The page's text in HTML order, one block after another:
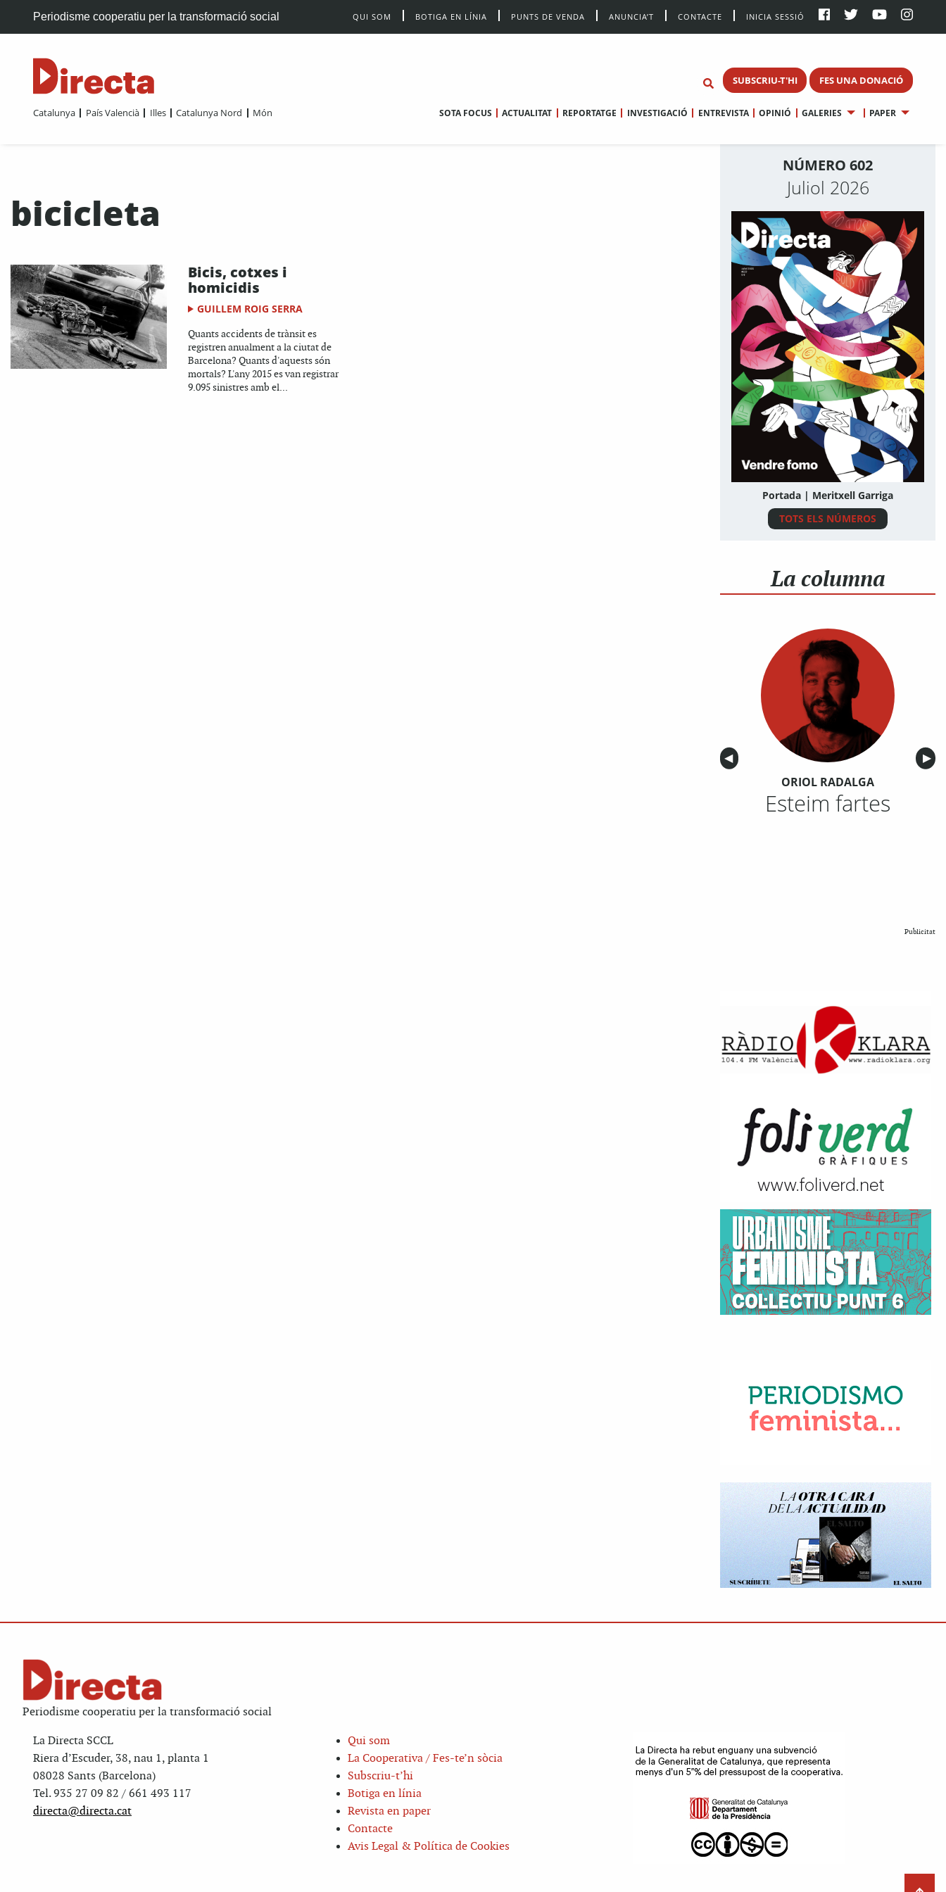
Periodisme cooperatiu per la transformació social QUI SOM BOTIGA EN LÍNIA PUNTS DE VENDA ANUNCIA’T CONTACTE INICIA SESSIÓ
SUBSCRIU-T'HI FES UNA DONACIÓ
Catalunya País Valencià Illes Catalunya Nord Món SOTA FOCUS ACTUALITAT REPORTATGE INVESTIGACIÓ ENTREVISTA OPINIÓ GALERIES PAPER
bicicleta
Bicis, cotxes i
homicidis
GUILLEM ROIG SERRA
Quants accidents de trànsit es
registren anualment a la ciutat de
Barcelona? Quants d'aquests són
mortals? L'any 2015 es van registrar
9.095 sinistres amb el...
NÚMERO 602
Juliol 2026
Portada | Meritxell Garriga
TOTS ELS NÚMEROS
La columna
Anterior
◀︎ ▶︎
ORIOL RADALGA
Esteim fartes
Publicitat
Periodisme cooperatiu per la transformació social
La Directa SCCL
Riera d’Escuder, 38, nau 1, planta 1
08028 Sants (Barcelona)
Tel. 935 27 09 82 / 661 493 117
directa@directa.cat
Qui som
La Cooperativa / Fes-te’n sòcia
Subscriu-t’hi
Botiga en línia
Revista en paper
Contacte
Avis Legal & Política de Cookies